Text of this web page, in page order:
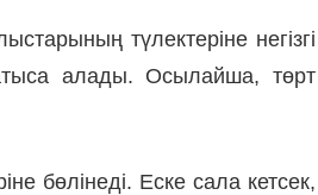
түлектеріне негізгі
алады. Осылайша, төрт
бөлінеді. Еске сала кетсек,